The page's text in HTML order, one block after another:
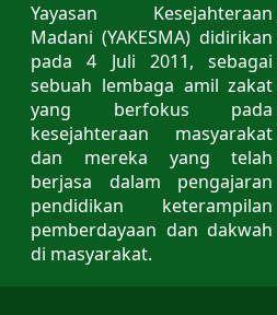
Yayasan Kesejahteraan
Madani (YAKESMA) didirikan
pada 4 Juli 2011, sebagai
sebuah lembaga amil zakat
yang berfokus pada
kesejahteraan masyarakat
dan mereka yang telah
berjasa dalam pengajaran
pendidikan keterampilan
pemberdayaan dan dakwah
di masyarakat.